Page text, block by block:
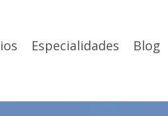
Especialidades Blog